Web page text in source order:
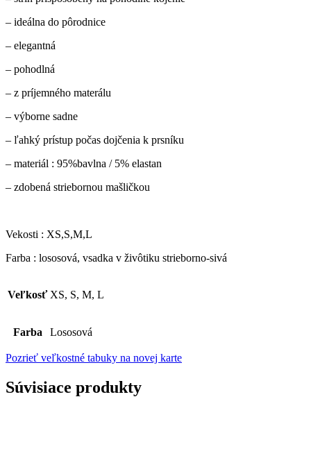
– ideálna do pôrodnice
– elegantná
– pohodlná
– z príjemného materálu
– výborne sadne
– ľahký prístup počas dojčenia k prsníku
– materiál : 95%bavlna / 5% elastan
– zdobená striebornou mašličkou
Vekosti : XS,S,M,L
Farba : lososová, vsadka v živôtiku strieborno-sivá
Veľkosť XS, S, M, L
Farba Lososová
Pozrieť veľkostné tabuky na novej karte
Súvisiace produkty